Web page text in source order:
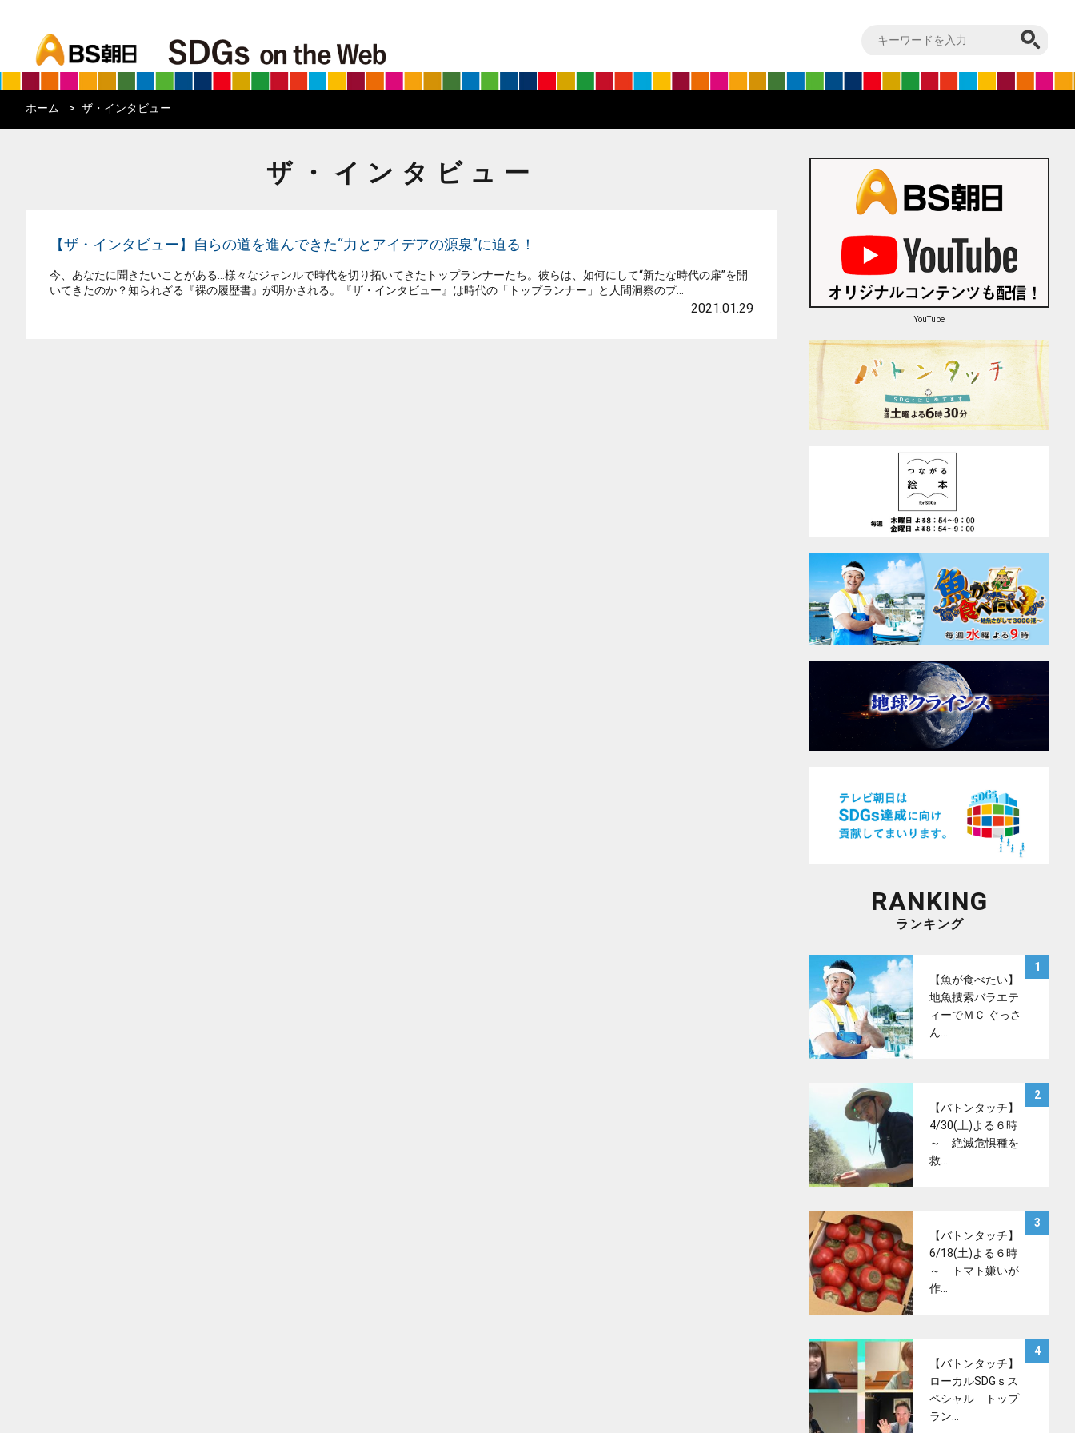
ホーム ザ・インタビュー
ザ・インタビュー
【ザ・インタビュー】自らの道を進んできた“力とアイデアの源泉”に迫る！
今、あなたに聞きたいことがある…様々なジャンルで時代を切り拓いてきたトップランナーたち。彼らは、如何にして“新たな時代の扉”を開
いてきたのか？知られざる『裸の履歴書』が明かされる。『ザ・インタビュー』は時代の「トップランナー」と人間洞察のプ...
2021.01.29
YouTube
RANKING
ランキング
1
【魚が食べたい】
地魚捜索バラエテ
ィーでＭＣ ぐっさ
ん…
2
【バトンタッチ】
4/30(土)よる６時
～ 絶滅危惧種を
救…
3
【バトンタッチ】
6/18(土)よる６時
～ トマト嫌いが
作…
4
【バトンタッチ】
ローカルSDGｓス
ペシャル トップ
ラン…